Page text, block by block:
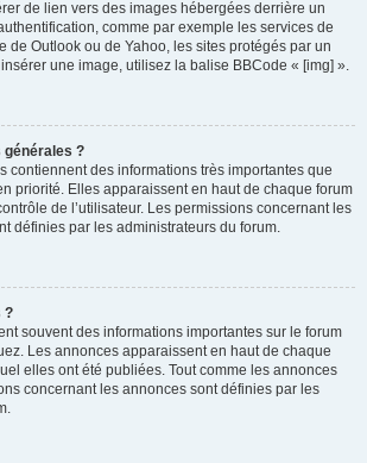
de lien vers des images hébergées derrière un
comme par exemple les services de
de Outlook ou de Yahoo, les sites protégés par un
une image, utilisez la balise BBCode « [img] ».
générales ?
contiennent des informations très importantes que
priorité. Elles apparaissent en haut de chaque forum
de l’utilisateur. Les permissions concernant les
définies par les administrateurs du forum.
?
souvent des informations importantes sur le forum
Les annonces apparaissent en haut de chaque
elles ont été publiées. Tout comme les annonces
concernant les annonces sont définies par les